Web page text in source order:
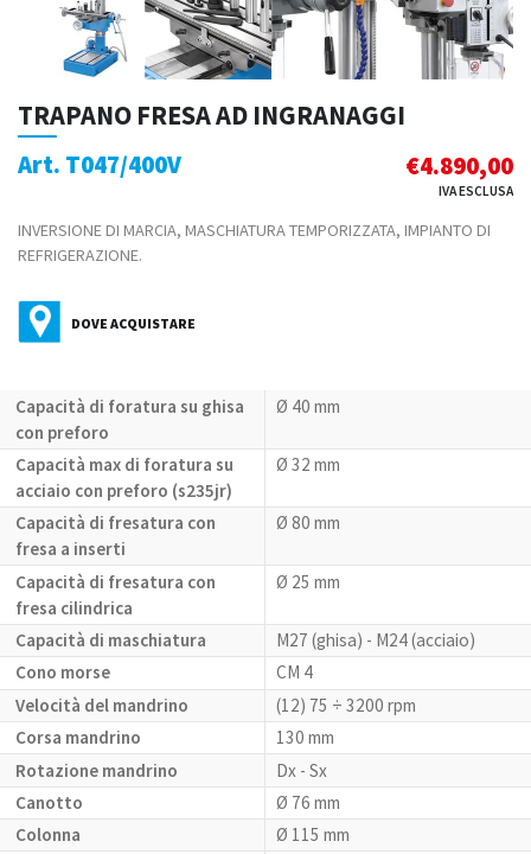
TRAPANO FRESA AD INGRANAGGI
Art. T047/400V €4.890,00
IVA ESCLUSA
INVERSIONE DI MARCIA, MASCHIATURA TEMPORIZZATA, IMPIANTO DI
REFRIGERAZIONE.
DOVE ACQUISTARE
Capacità di foratura su ghisa
con preforo
Ø 40 mm
Capacità max di foratura su
acciaio con preforo (s235jr)
Ø 32 mm
Capacità di fresatura con
fresa a inserti
Ø 80 mm
Capacità di fresatura con
fresa cilindrica
Ø 25 mm
Capacità di maschiatura
M27 (ghisa) - M24 (acciaio)
Cono morse
CM 4
Velocità del mandrino
(12) 75 ÷ 3200 rpm
Corsa mandrino
130 mm
Rotazione mandrino
Dx - Sx
Canotto
Ø 76 mm
Colonna
Ø 115 mm